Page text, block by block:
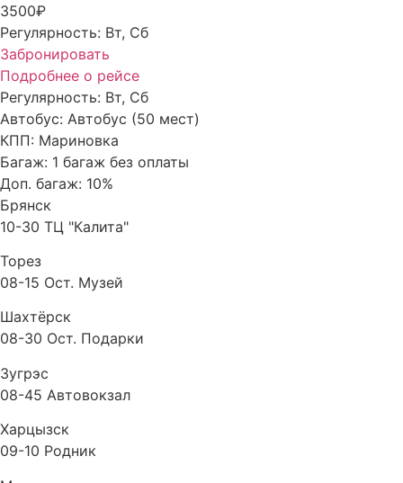
3500₽
Регулярность: Вт, Сб
Забронировать
Подробнее о рейсе
Регулярность: Вт, Сб
Автобус: Автобус (50 мест)
КПП: Мариновка
Багаж: 1 багаж без оплаты
Доп. багаж: 10%
Брянск
10-30 ТЦ "Калита"
Торез
08-15 Ост. Музей
Шахтёрск
08-30 Ост. Подарки
Зугрэс
08-45 Автовокзал
Харцызск
09-10 Родник